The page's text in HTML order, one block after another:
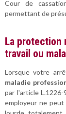
Cour de
permettant de
La protection
travail ou
Lorsque votre
maladie
par l'article
employeur ne